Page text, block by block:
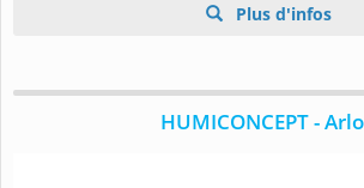
Plus d'infos
HUMICONCEPT -